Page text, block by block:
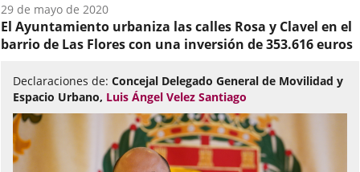
Fecha
del
audio:
29 de mayo de 2020
El Ayuntamiento urbaniza las calles Rosa y Clavel en el
barrio de Las Flores con una inversión de 353.616 euros
Declaraciones de: Concejal Delegado General de Movilidad y
Espacio Urbano, Luis Ángel Velez Santiago